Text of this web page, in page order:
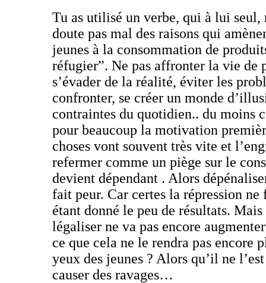
Tu as utilisé un verbe, qui à lui seul,
doute pas mal des raisons qui
jeunes à la consommation de
réfugier”. Ne pas affronter la vie de
s’évader de la réalité, éviter les
confronter, se créer un monde
contraintes du quotidien.. du moins
pour beaucoup la motivation
choses vont souvent très vite et
refermer comme un piège sur le
devient dépendant . Alors
fait peur. Car certes la répression ne
étant donné le peu de résultats.
légaliser ne va pas encore
ce que cela ne le rendra pas encore
yeux des jeunes ? Alors qu’il ne
causer des ravages…